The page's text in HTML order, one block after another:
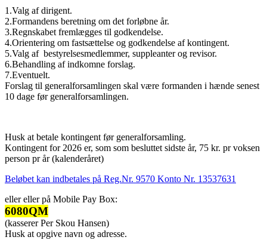
1.Valg af dirigent.
2.Formandens beretning om det forløbne år.
3.Regnskabet fremlægges til godkendelse.
4.Orientering om fastsættelse og godkendelse af kontingent.
5.Valg af bestyrelsesmedlemmer, suppleanter og revisor.
6.Behandling af indkomne forslag.
7.Eventuelt.
Forslag til generalforsamlingen skal være formanden i hænde senest
10 dage før generalforsamlingen.
Husk at betale kontingent før generalforsamling.
Kontingent for 2026 er, som som besluttet sidste år, 75 kr. pr voksen
person pr år (kalenderåret)
Beløbet kan indbetales på Reg.Nr. 9570 Konto Nr. 13537631
eller eller på Mobile Pay Box:
6080QM
(kasserer Per Skou Hansen)
Husk at opgive navn og adresse.